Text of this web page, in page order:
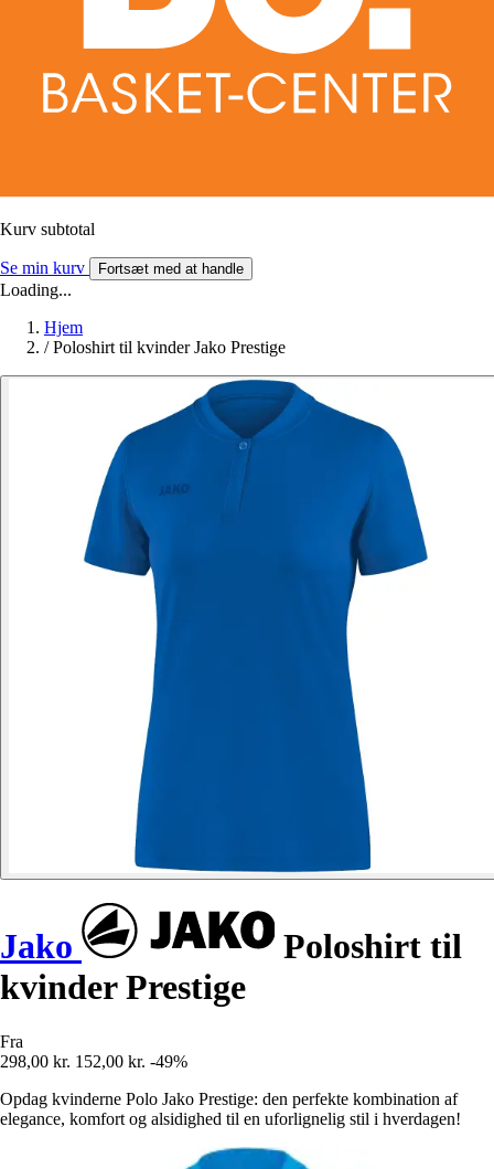
Kurv subtotal
Se min kurv Fortsæt med at handle
Loading...
Hjem
/ Poloshirt til kvinder Jako Prestige
Jako
Poloshirt til
kvinder Prestige
Fra
298,00 kr. 152,00 kr. -49%
Opdag kvinderne Polo Jako Prestige: den perfekte kombination af
elegance, komfort og alsidighed til en uforlignelig stil i hverdagen!